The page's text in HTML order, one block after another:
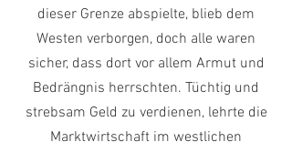
dieser Grenze abspielte, blieb dem
Westen verborgen, doch alle waren
sicher, dass dort vor allem Armut und
Bedrängnis herrschten. Tüchtig und
strebsam Geld zu verdienen, lehrte die
Marktwirtschaft im westlichen